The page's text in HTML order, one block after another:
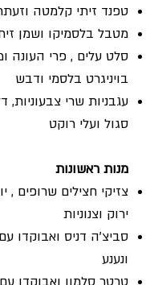
טפנד זיתי קלמטה
מטבל בלסמיקו ושמן
סלט עלים , פרי העונה
בויניגרט בלסמי ודבש
עגבניות שרי
סגול ועלי רוקט
מנות ראשונות
צזיקי חצילים שרופים ,
ירוק וצנוניות
סביצ'ה דניס ואבוקדו עם
ונענע